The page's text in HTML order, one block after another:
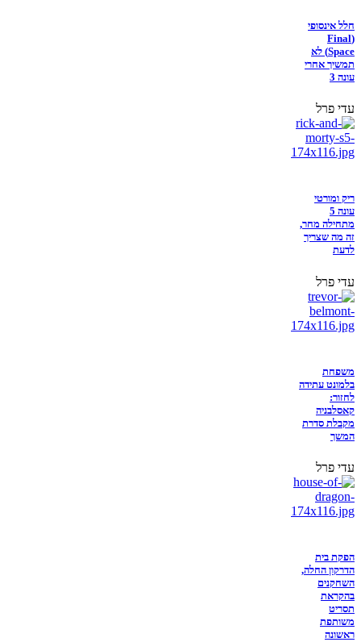
חלל אינסופי
(Final
Space) לא
תמשיך אחרי
עונה 3
עדי פרל
ריק ומורטי
עונה 5
מתחילה מחר,
זה מה שצריך
לדעת
עדי פרל
משפחת
בלמונט עתידה
לחזור:
קאסלבניה
מקבלת סדרת
המשך
עדי פרל
הפקת בית
הדרקון החלה,
השחקנים
בהקראת
תסריט
משותפת
ראשונה